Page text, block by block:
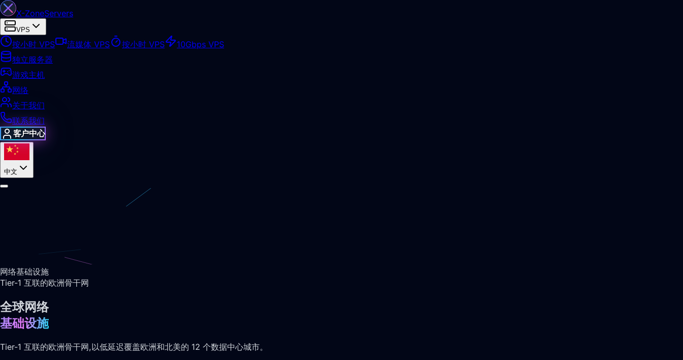
X-ZoneServers
VPS
按小时 VPS 流媒体 VPS 按小时 VPS
10Gbps VPS
独立服务器
游戏主机
网络
关于我们
联系我们
客户中心
中文
网络基础设施
Tier-1 互联的欧洲骨干网
全球网络
基础设施
Tier-1 互联的欧洲骨干网,以低延迟覆盖欧洲和北美的 12 个数据中心城市。